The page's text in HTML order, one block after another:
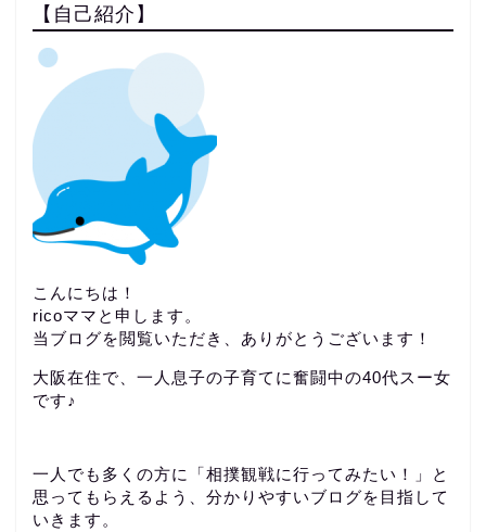
【自己紹介】
こんにちは！
ricoママと申します。
当ブログを閲覧いただき、ありがとうございます！
大阪在住で、一人息子の子育てに奮闘中の40代スー女
です♪
一人でも多くの方に「相撲観戦に行ってみたい！」と
思ってもらえるよう、分かりやすいブログを目指して
いきます。